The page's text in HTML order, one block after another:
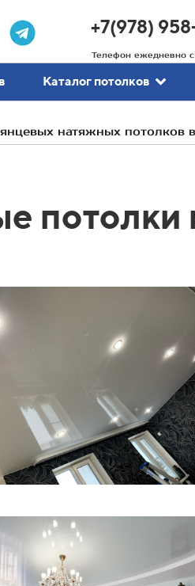
+7(978)
Телефон ежедневно
Каталог потолков
натяжных